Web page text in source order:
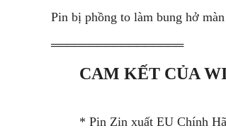
Pin bị phồng to làm bung hở
═════════════════
CAM KẾT CỦA
* Pin Zin xuất EU Chính